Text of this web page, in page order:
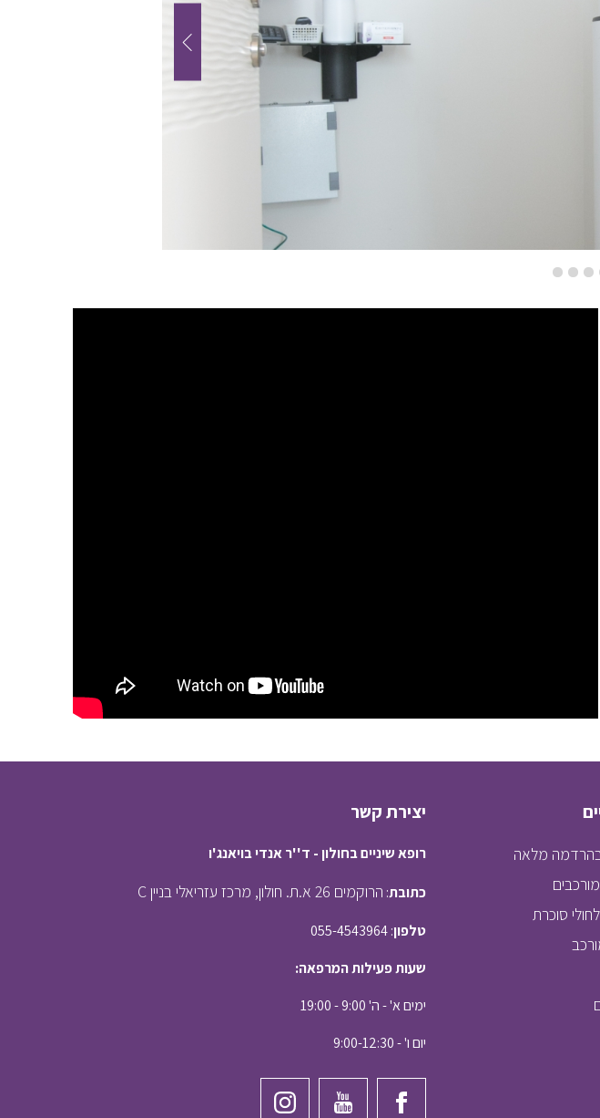
בהרדמה מלאה
מורכבים
סוכרת
יצירת קשר
רופא שיניים בחולון - ד''ר אנדי בויאנג'ו
כתובת: הרוקמים 26 א.ת. חולון, מרכז עזריאלי בניין C
טלפון: 055-4543964
שעות פעילות המרפאה:
ימים א' - ה' 9:00 - 19:00
יום ו' - 9:00-12:30